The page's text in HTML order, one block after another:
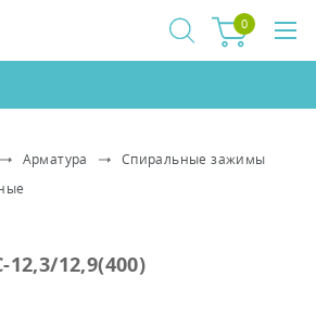
0
Арматура
Спиральные зажимы
12,9(400)